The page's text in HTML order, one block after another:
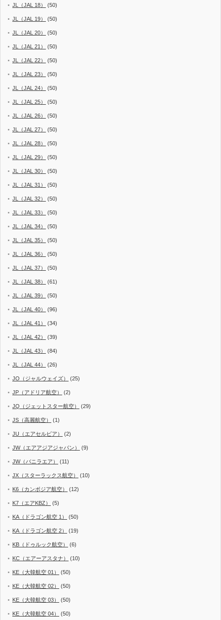
JL（JAL 18） (50)
JL（JAL 19） (50)
JL（JAL 20） (50)
JL（JAL 21） (50)
JL（JAL 22） (50)
JL（JAL 23） (50)
JL（JAL 24） (50)
JL（JAL 25） (50)
JL（JAL 26） (50)
JL（JAL 27） (50)
JL（JAL 28） (50)
JL（JAL 29） (50)
JL（JAL 30） (50)
JL（JAL 31） (50)
JL（JAL 32） (50)
JL（JAL 33） (50)
JL（JAL 34） (50)
JL（JAL 35） (50)
JL（JAL 36） (50)
JL（JAL 37） (50)
JL（JAL 38） (61)
JL（JAL 39） (50)
JL（JAL 40） (96)
JL（JAL 41） (34)
JL（JAL 42） (39)
JL（JAL 43） (84)
JL（JAL 44） (26)
JO（ジャルウェイズ） (25)
JP（アドリア航空） (2)
JQ（ジェットスター航空） (29)
JS（高麗航空） (1)
JU（エアセルビア） (2)
JW（エアアジアジャパン） (9)
JW（バニラエア） (11)
JX（スターラックス航空） (10)
K6（カンボジア航空） (12)
K7（エアKBZ） (5)
KA（ドラゴン航空 1） (50)
KA（ドラゴン航空 2） (19)
KB（ドゥルック航空） (6)
KC（エアーアスタナ） (10)
KE（大韓航空 01） (50)
KE（大韓航空 02） (50)
KE（大韓航空 03） (50)
KE（大韓航空 04） (50)